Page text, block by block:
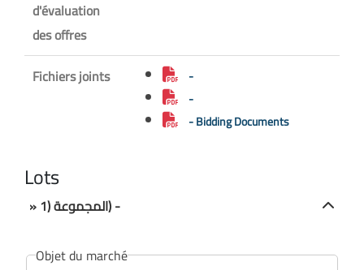
d'évaluation
des offres
Fichiers joints
-
-
- Bidding Documents
Lots
» المجموعة (1) -
Objet du marché